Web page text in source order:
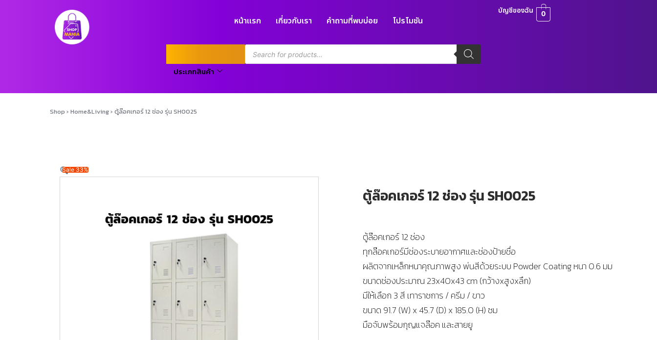
หน้าแรก เกี่ยวกับเรา คำถามที่พบบ่อย โปรโมชัน
ประเภทสินค้า
บัญชีของฉัน 0
Shop › Home&Living› ตู้ล๊อคเกอร์ 12 ช่อง รุ่น SH0025
Sale 33%
ตู้ล๊อคเกอร์ 12 ช่อง รุ่น SH0025
ตู้ล๊อคเกอร์ 12 ช่อง
ทุกล๊อคเกอร์มีช่องระบายอากาศและช่องป้ายชื่อ
ผลิตจากเหล็กหนาคุณภาพสูง พ่นสีด้วยระบบ Powder Coating หนา 0.6 มม
ขนาดช่องประมาณ 23x40x43 cm (กว้างxสูงxลึก)
มีให้เลือก 3 สี เทาราชการ / ครีม / ขาว
ขนาด 91.7 (W) x 45.7 (D) x 185.0 (H) ซม
มือจับพร้อมกุญแจล๊อค และสายยู